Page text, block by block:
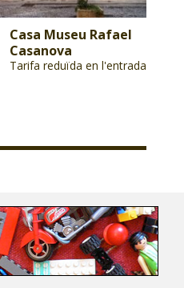
Casa Museu Rafael
Casanova
Tarifa reduïda en l'entrada